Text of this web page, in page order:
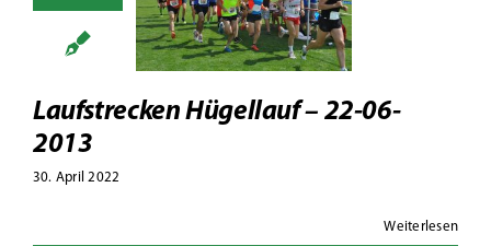
– 22-
2013
Laufstrecken Hügellauf – 22-06-
2013
30. April 2022
Weiterlesen